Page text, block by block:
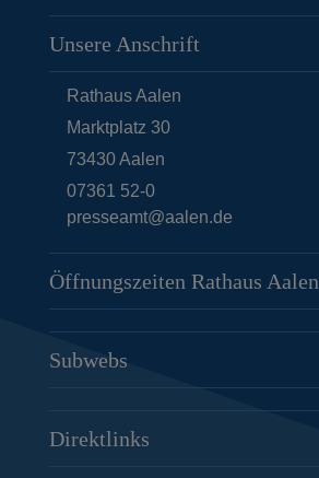
Unsere Anschrift
Rathaus Aalen
Marktplatz 30
73430Aalen
07361 52-0
presseamt@aalen.de
Öffnungszeiten Rathaus Aalen
Subwebs
Direktlinks